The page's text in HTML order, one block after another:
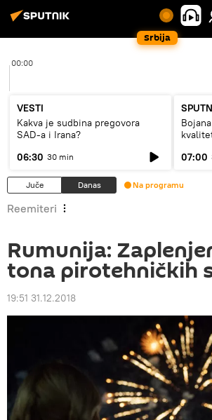
Srbija
00:00
VESTI
Kakva je sudbina pregovora
SAD-a i Irana?
06:30 30 min
07:00
Juče Danas Na programu
Reemiteri
Rumunija:
tona pirotehničkih
19:51 31.12.2018